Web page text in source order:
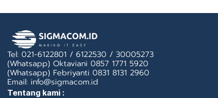
Tel: 021-6122801 / 6122530 / 30005273
(Whatsapp) Oktaviani 0857 1771 5920
(Whatsapp) Febriyanti 0831 8131 2960
Email: info@sigmacom.id
Tentang kami :